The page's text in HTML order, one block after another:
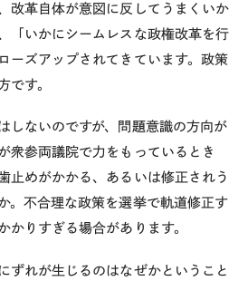
改革自体が意図に反してうまくいか
「いかにシームレスな政権改革を行
ーズアップされてきています。政策
です。
しないのですが、問題意識の方向が
衆参両議院で力をもっているとき
止めがかかる、あるいは修正されう
。不合理な政策を選挙で軌道修正す
かりすぎる場合があります。
ずれが生じるのはなぜかということ